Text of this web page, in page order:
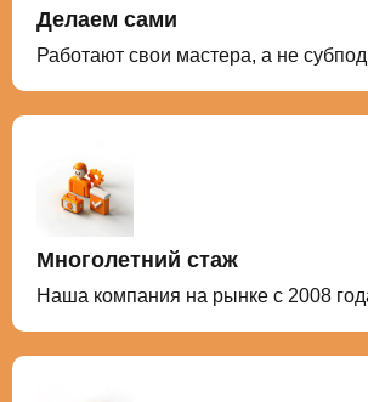
Делаем сами
Работают свои мастера, а не
Многолетний стаж
Наша компания на рынке с 2008